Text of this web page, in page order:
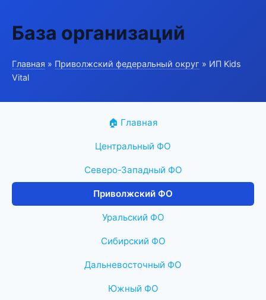
База организаций
Главная » Приволжский федеральный округ » ИП Kids
Vital
🏠 Главная
Центральный ФО
Северо-Западный ФО
Приволжский ФО
Уральский ФО
Сибирский ФО
Дальневосточный ФО
Южный ФО